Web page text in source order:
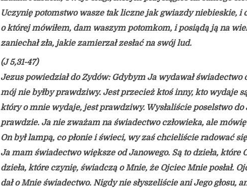
Uczynię potomstwo wasze tak liczne jak gwiazdy niebieskie, i
o której mówiłem, dam waszym potomkom, i posiądą ją na
zaniechał zła, jakie zamierzał zesłać na swój lud.
(J 5,31-47)
Jezus powiedział do Zydów: Gdybym Ja wydawał świadectwo
mój nie byłby prawdziwy. Jest przecież ktoś inny, kto wydaje
który o mnie wydaje, jest prawdziwy. Wysłaliście poselstwo do
prawdzie. Ja nie zważam na świadectwo człowieka, ale
On był lampą, co płonie i świeci, wy zaś chcieliście radować
Ja mam świadectwo większe od Janowego. Są to dzieła, które
dzieła, które czynię, świadczą o Mnie, że Ojciec Mnie posłał.
dał o Mnie świadectwo. Nigdy nie słyszeliście ani Jego głosu,